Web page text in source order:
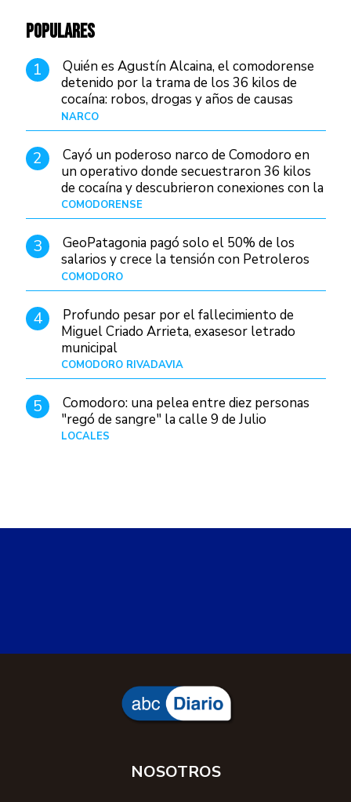
POPULARES
1
Quién es Agustín Alcaina, el comodorense
detenido por la trama de los 36 kilos de
cocaína: robos, drogas y años de causas
judiciales
NARCO
2
Cayó un poderoso narco de Comodoro en
un operativo donde secuestraron 36 kilos
de cocaína y descubrieron conexiones con la
Patagonia
COMODORENSE
3
GeoPatagonia pagó solo el 50% de los
salarios y crece la tensión con Petroleros
COMODORO
4
Profundo pesar por el fallecimiento de
Miguel Criado Arrieta, exasesor letrado
municipal
COMODORO RIVADAVIA
5
Comodoro: una pelea entre diez personas
"regó de sangre" la calle 9 de Julio
LOCALES
NOSOTROS